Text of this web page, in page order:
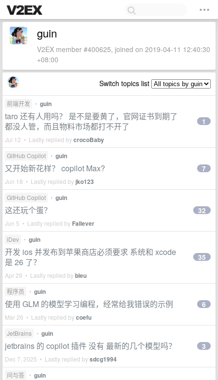
guin
V2EX member #400625, joined on 2019-04-11 12:40:30
+08:00
Switch topics list
前端开发 • guin
taro 还有人用吗？ 是不是要黄了，官网证书到期了
都没人管，而且物料市场都打不开了
Jul 12 • Lastly replied bycrocoBaby
1
GitHub Copilot • guin
又开始新花样？ copilot Max?
Jun 18 • Lastly replied by jko123
7
GitHub Copilot • guin
这还玩个蛋？
Jun 5 • Lastly replied by Fallever
32
iDev • guin
开发 ios 并发布到苹果商店必须要求 系统和 xcode
是 26 了？
Apr 29 • Lastly replied bybleu
35
程序员 • guin
使用 GLM 的模型学习编程，经常给我错误的示例
Mar 26 • Lastly replied bycoefu
6
JetBrains • guin
jetbrains 的 copilot 插件 没有 最新的几个模型吗？
Dec 7, 2025 • Lastly replied bysdcg1994
3
问与答 • guin